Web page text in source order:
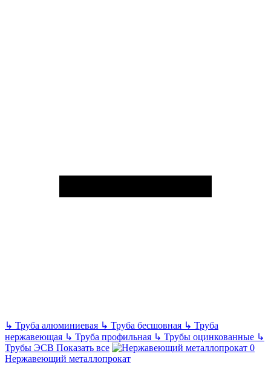
↳ Труба алюминиевая ↳ Труба бесшовная ↳ Труба
нержавеющая ↳ Труба профильная ↳ Трубы оцинкованные ↳
Трубы ЭСВ Показать все
Нержавеющий металлопрокат